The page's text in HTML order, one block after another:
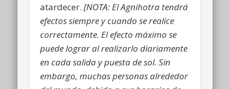
atardecer.[NOTA: El Agnihotra tendrá
efectos siempre y cuando se realice
correctamente. El efecto máximo se
puede lograr al realizarlo diariamente
en cada salida y puesta de sol. Sin
embargo, muchas personas alrededor